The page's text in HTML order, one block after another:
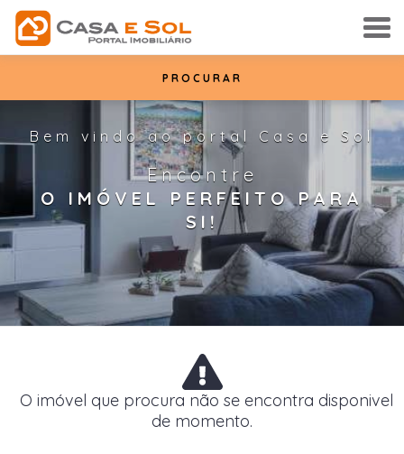
Bem vindo ao portal Casa e Sol
Encontre
O IMÓVEL PERFEITO PARA
SI!
PROCURAR
O imóvel que procura não se encontra disponivel
de momento.